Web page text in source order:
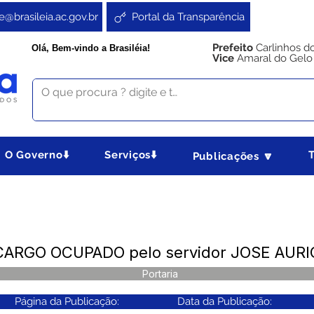
Portal da Transparência
Olá, Bem-vindo a Brasiléia! Prefeito Carlinhos
Vice Amaral do Gelo
O Governo⬇️ Serviços⬇️ Publicações 🔽
OCUPADO pelo servidor JOSE
Portaria
Página da Publicação: Data da Publicação: